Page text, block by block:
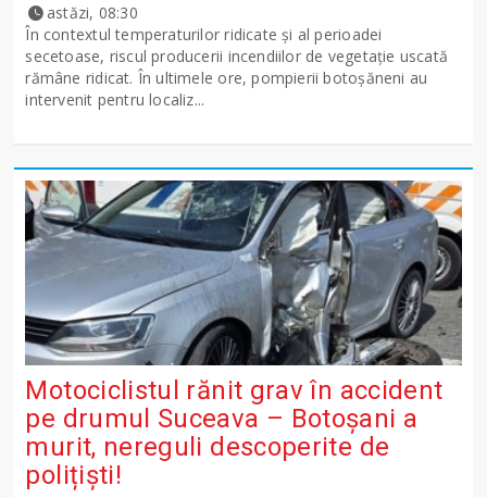
astăzi, 08:30
În contextul temperaturilor ridicate și al perioadei
secetoase, riscul producerii incendiilor de vegetație uscată
rămâne ridicat. În ultimele ore, pompierii botoșăneni au
intervenit pentru localiz...
Motociclistul rănit grav în accident
pe drumul Suceava – Botoșani a
murit, nereguli descoperite de
polițiști!